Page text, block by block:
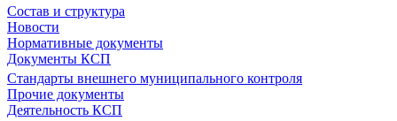
Состав и структура
Новости
Нормативные документы
Документы КСП
Стандарты внешнего муниципального контроля
Прочие документы
Деятельность КСП